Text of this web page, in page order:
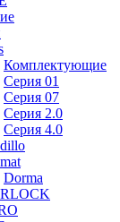
Комплектующие
Серия 01
Серия 07
Серия 2.0
Серия 4.0
Dorma